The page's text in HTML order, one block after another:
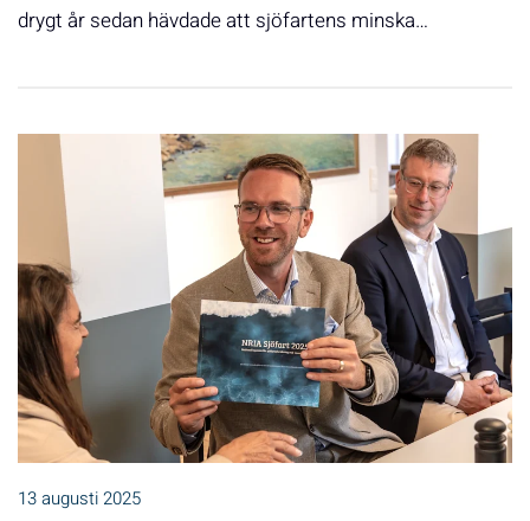
drygt år sedan hävdade att sjöfartens minska…
13 augusti 2025